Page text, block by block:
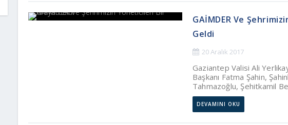
GAİMDER Ve
Geldi
20 Aralık 2017
Gaziantep Valisi Ali
Başkanı Fatma Şahin,
Tahmazoğlu, Şehitkamil
Fadıloğlu Gaziantep’in
Yaşadığı Zorlukları
İnşaat Müteahhitleri
DEVAMINI OKU